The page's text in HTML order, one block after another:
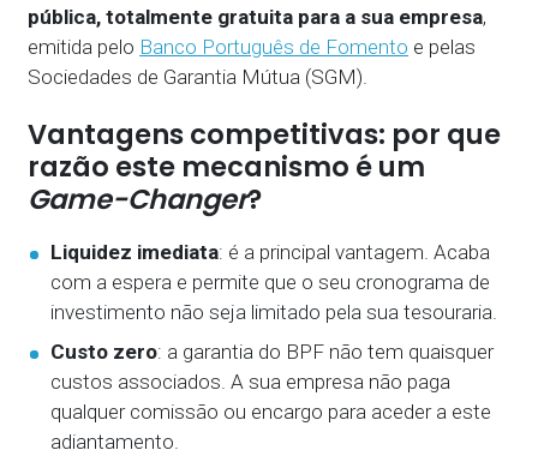
pública, totalmente gratuita para a sua empresa,
emitida pelo Banco Português de Fomento e pelas
Sociedades de Garantia Mútua (SGM).
Vantagens competitivas: por que
razão este mecanismo é um
Game-Changer?
Liquidez imediata: é a principal vantagem. Acaba
com a espera e permite que o seu cronograma de
investimento não seja limitado pela sua tesouraria.
Custo zero: a garantia do BPF não tem quaisquer
custos associados. A sua empresa não paga
qualquer comissão ou encargo para aceder a este
adiantamento.